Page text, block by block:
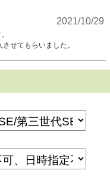
2021/10/29
せてもらいました。